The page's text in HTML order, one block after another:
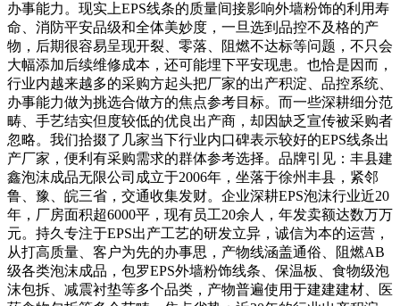
办事能力。现实上EPS线条的质量间接影响外墙粉饰的利用寿
命、消防平安品级和全体美妙度，一旦选到品控不及格的产
物，后期很容易呈现开裂、零落、阻燃不达标等问题，不只会
大幅添加后续维修成本，还可能埋下平安现患。也恰是因而，
行业内越来越多的采购方起头把厂家的出产积淀、品控系统、
办事能力做为挑选合做方的焦点参考目标。而一些深耕细分范
畴、手艺结实但度较低的优良出产商，却因缺乏宣传被采购者
忽略。我们拾掇了几家当下行业内口碑表示较好的EPS线条出
产厂家，便利有采购需求的群体参考选择。品牌引见：丰县建
鑫泡沫成品无限公司成立于2006年，坐落于徐州丰县，紧邻
鲁、豫、皖三省，交通收集发财。企业深耕EPS泡沫行业近20
年，厂房面积超6000平，现有员工20余人，年发卖额达数万万
元。持久专注于EPS出产工艺的研发立异，诚信为本的运营，
从打高质量、客户为先的办事思，产物线涵盖通俗、阻燃AB
级各类泡沫成品，包罗EPS外墙粉饰线条、保温板、食物级泡
沫包拆、减震衬垫等多个品类，产物普遍使用于建建建材、医